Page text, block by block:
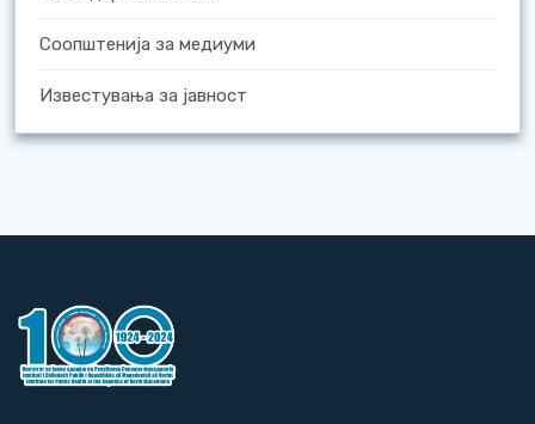
Соопштенија за медиуми
Известувања за јавност